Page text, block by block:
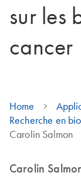
sur les
cancer
Home
Recherche en
Carolin Salmon
Carolin